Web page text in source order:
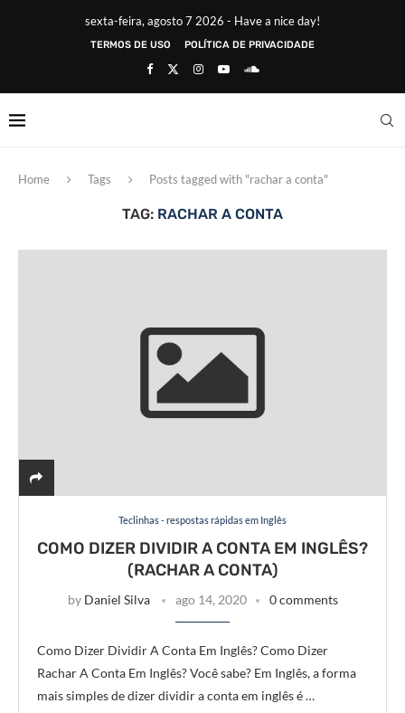
sexta-feira, agosto 7 2026 - Have a nice day!
TERMOS DE USO POLÍTICA DE PRIVACIDADE
Home Tags Posts tagged with "rachar a conta"
TAG: RACHAR A CONTA
Teclinhas - respostas rápidas em Inglês
COMO DIZER DIVIDIR A CONTA EM INGLÊS?
(RACHAR A CONTA)
by Daniel Silva ago 14, 2020 0 comments
Como Dizer Dividir A Conta Em Inglês? Como Dizer
Rachar A Conta Em Inglês? Você sabe? Em Inglês, a forma
mais simples de dizer dividir a conta em inglês é …